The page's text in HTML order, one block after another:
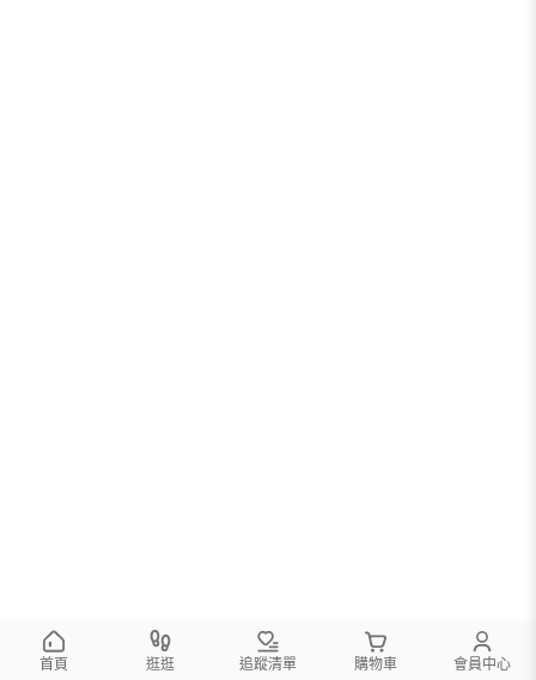
首頁 逛逛 追蹤清單 購物車 會員中心